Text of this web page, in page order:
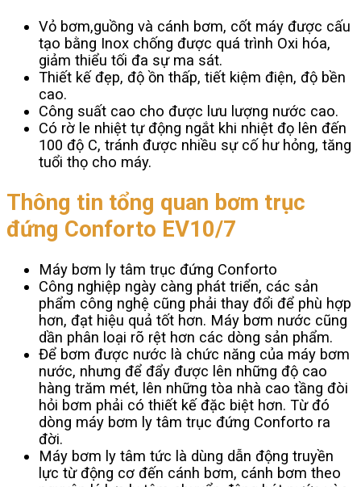
Vỏ bơm,guồng và cánh bơm, cốt máy được cấu
tạo bằng Inox chống được quá trình Oxi hóa,
giảm thiểu tối đa sự ma sát.
Thiết kế đẹp, độ ồn thấp, tiết kiệm điện, độ bền
cao.
Công suất cao cho được lưu lượng nước cao.
Có rờ le nhiệt tự động ngắt khi nhiệt đọ lên đến
100 độ C, tránh được nhiều sự cố hư hỏng, tăng
tuổi thọ cho máy.
Thông tin tổng quan bơm trục
đứng Conforto EV10/7
Máy bơm ly tâm trục đứng Conforto
Công nghiệp ngày càng phát triển, các sản
phẩm công nghệ cũng phải thay đổi để phù hợp
hơn, đạt hiệu quả tốt hơn. Máy bơm nước cũng
dần phân loại rõ rệt hơn các dòng sản phẩm.
Để bơm được nước là chức năng của máy bơm
nước, nhưng để đẩy được lên những độ cao
hàng trăm mét, lên những tòa nhà cao tầng đòi
hỏi bơm phải có thiết kế đặc biệt hơn. Từ đó
dòng máy bơm ly tâm trục đứng Conforto ra
đời.
Máy bơm ly tâm tức là dùng dẫn động truyền
lực từ động cơ đến cánh bơm, cánh bơm theo